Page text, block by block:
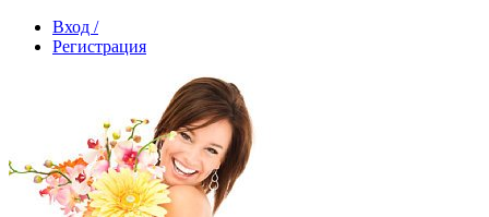
Вход /
Регистрация